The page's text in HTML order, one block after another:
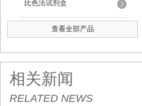
比色法试剂盒
查看全部产品
相关新闻
RELATED NEWS